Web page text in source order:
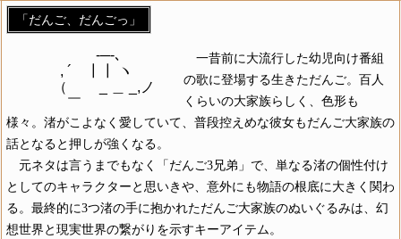
「だんご、だんごっ」
-─-､
, ´　┃┃ ヽ
（　　 _ ＿ _,ノ
一昔前に大流行した幼児向け番組
の歌に登場する生きただんご。百人
くらいの大家族らしく、色形も
様々。渚がこよなく愛していて、普段控えめな彼女もだんご大家族の
話となると押しが強くなる。
元ネタは言うまでもなく「だんご3兄弟」で、単なる渚の個性付け
としてのキャラクターと思いきや、意外にも物語の根底に大きく関わ
る。最終的に3つ渚の手に抱かれただんご大家族のぬいぐるみは、幻
想世界と現実世界の繋がりを示すキーアイテム。